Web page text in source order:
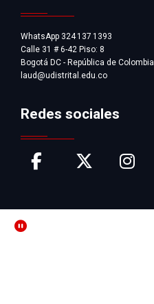
WhatsApp 324 137 1393
Calle 31 # 6-42 Piso: 8
Bogotá DC - República de Colombia
laud@udistrital.edu.co
Redes sociales